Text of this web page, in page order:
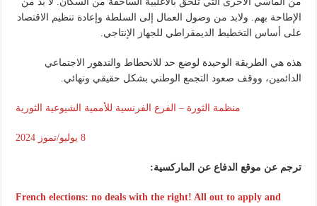
الإطاحة بهم. ولابد من وصول العمال إلى السلطة وإعادة تنظيم الاقتصاد
على أساس التخطيط الديمقراطي للجهاز الإنتاجي.
هذه هي الطريقة الوحيدة لوضع حد للانحطاط والتدهور الاجتماعي
الدائمين، ووقف صعود التجمع الوطني بشكل حقيقي ونهائي.
منظمة الثورة – الفرع الفرنسية للأممية الشيوعية الثورية
8 يوليو/تموز 2024
ترجم عن موقع الدفاع عن الماركسية:
French elections: no deals with the right! All out to apply and